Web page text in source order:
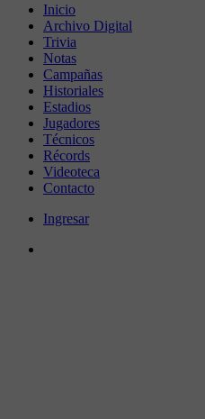
Inicio
Archivo Digital
Trivia
Notas
Campañas
Historiales
Estadios
Jugadores
Técnicos
Récords
Videoteca
Contacto
Ingresar